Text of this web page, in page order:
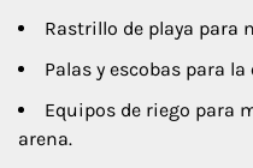
Rastrillo de playa para
Palas y escobas para
Equipos de riego para
arena.